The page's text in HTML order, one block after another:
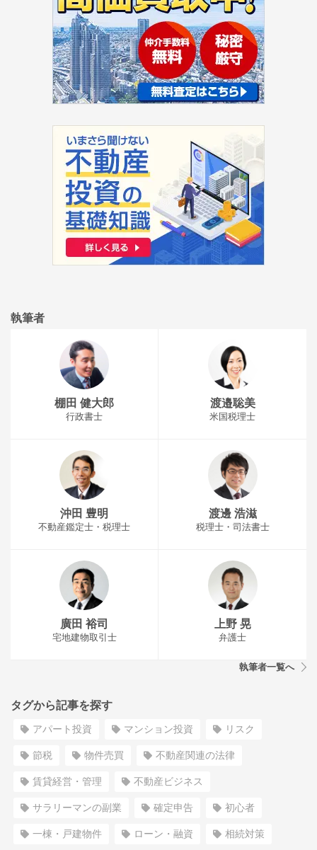
執筆者
棚田 健大郎
行政書士
渡邉聡美
米国税理士
沖田 豊明
不動産鑑定士・税理士
渡邊 浩滋
税理士・司法書士
廣田 裕司
宅地建物取引士
上野 晃
弁護士
執筆者一覧へ
タグから記事を探す
アパート投資 マンション投資 リスク
節税 物件売買 不動産関連の法律
賃貸経営・管理 不動産ビジネス
サラリーマンの副業 確定申告 初心者
一棟・戸建物件 ローン・融資 相続対策